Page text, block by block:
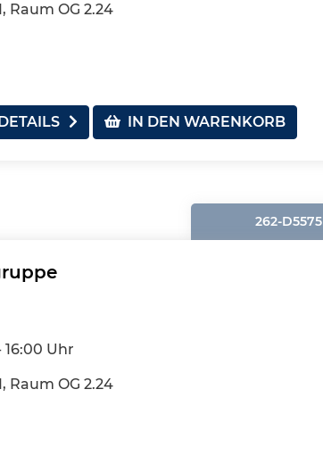
Raum OG 2.24
IN DEN WARENKORB
262-D5575
16:00 Uhr
Raum OG 2.24